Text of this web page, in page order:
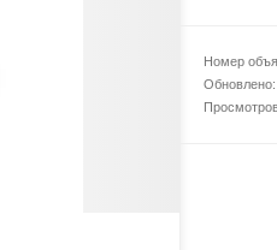
Номер
Обновлено: